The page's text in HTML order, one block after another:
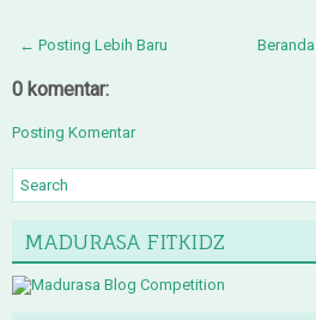
← Posting Lebih Baru Beranda
0 komentar:
Posting Komentar
MADURASA FITKIDZ